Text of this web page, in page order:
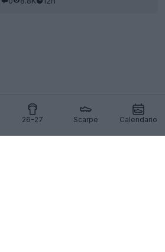
26-27 Scarpe Calendario